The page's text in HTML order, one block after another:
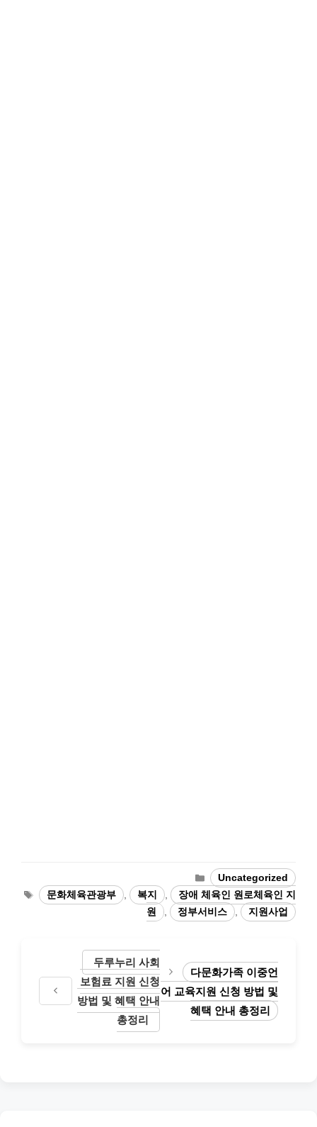
Categories
Uncategorized
Tags문화체육관광부 , 복지 ,
장애 체육인 원로체육인 지
원
, 정부서비스 , 지원사업
두루누리 사회
보험료 지원 신청
방법 및 혜택 안내
총정리
다문화가족 이중언
어 교육지원 신청 방법 및
혜택 안내 총정리